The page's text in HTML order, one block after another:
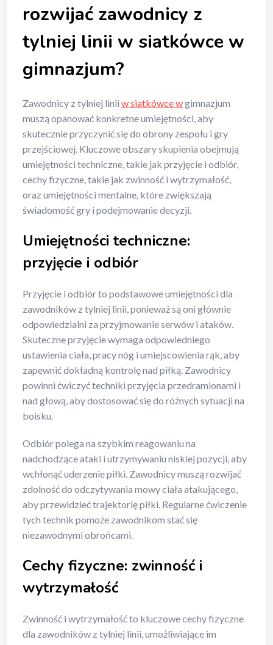
rozwijać zawodnicy z
tylniej linii w siatkówce w
gimnazjum?
Zawodnicy z tylniej linii w siatkówce wgimnazjum
muszą opanować konkretne umiejętności, aby
skutecznie przyczynić się do obrony zespołu i gry
przejściowej. Kluczowe obszary skupienia obejmują
umiejętności techniczne, takie jak przyjęcie i odbiór,
cechy fizyczne, takie jak zwinność i wytrzymałość,
oraz umiejętności mentalne, które zwiększają
świadomość gry i podejmowanie decyzji.
Umiejętności techniczne:
przyjęcie i odbiór
Przyjęcie i odbiór to podstawowe umiejętności dla
zawodników z tylniej linii, ponieważ są oni głównie
odpowiedzialni za przyjmowanie serwów i ataków.
Skuteczne przyjęcie wymaga odpowiedniego
ustawienia ciała, pracy nóg i umiejscowienia rąk, aby
zapewnić dokładną kontrolę nad piłką. Zawodnicy
powinni ćwiczyć techniki przyjęcia przedramionami i
nad głową, aby dostosować się do różnych sytuacji na
boisku.
Odbiór polega na szybkim reagowaniu na
nadchodzące ataki i utrzymywaniu niskiej pozycji, aby
wchłonąć uderzenie piłki. Zawodnicy muszą rozwijać
zdolność do odczytywania mowy ciała atakującego,
aby przewidzieć trajektorię piłki. Regularne ćwiczenie
tych technik pomoże zawodnikom stać się
niezawodnymi obrońcami.
Cechy fizyczne: zwinność i
wytrzymałość
Zwinność i wytrzymałość to kluczowe cechy fizyczne
dla zawodników z tylniej linii, umożliwiające im